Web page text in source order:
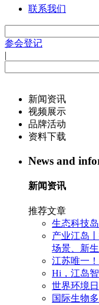
联系我们
参会登记
|
新闻资讯
视频展示
品牌活动
资料下载
News and
新闻资讯
推荐文章
生态科技
产业江岛
场景、新
江苏唯一
Hi，江岛
世界环境
国际生物